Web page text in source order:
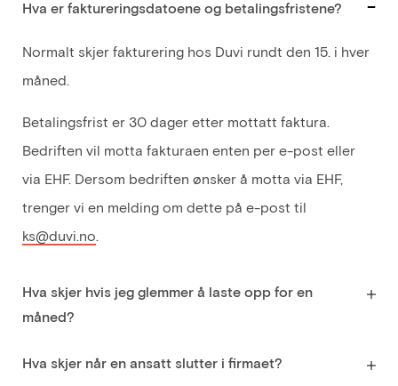
Hva er faktureringsdatoene og betalingsfristene?
Normalt skjer fakturering hos Duvi rundt den 15. i hver
måned.
Betalingsfrist er 30 dager etter mottatt faktura.
Bedriften vil motta fakturaen enten per e-post eller
via EHF. Dersom bedriften ønsker å motta via EHF,
trenger vi en melding om dette på e-post til
ks@duvi.no
Hva skjer hvis jeg glemmer å laste opp for en
måned?
Hva skjer når en ansatt slutter i firmaet?